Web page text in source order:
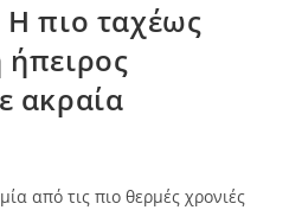
πιο ταχέως
ακραία
από τις πιο θερμές χρονιές